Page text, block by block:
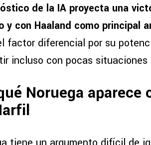
de la IA proyecta una
y con Haaland como principal
factor diferencial por su
incluso con pocas situaciones
Noruega